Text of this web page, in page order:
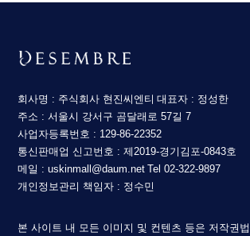
회사명 : 주식회사 현진씨엔티 대표자 : 정성한
주소 : 서울시 강서구 곰달래로 57길 7
사업자등록번호 : 129-86-22352
통신판매업 신고번호 : 제2019-경기김포-0843호
메일 : uskinmall@daum.net Tel 02-322-9897
개인정보관리 책임자 : 정수민
본 사이트 내 모든 이미지 및 컨텐츠 등은 저작권